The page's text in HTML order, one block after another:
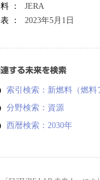
：
JERA
：
2023年5月1日
連する未来を検索
索引検索：新燃料（燃料
分野検索：資源
西暦検索：2030年